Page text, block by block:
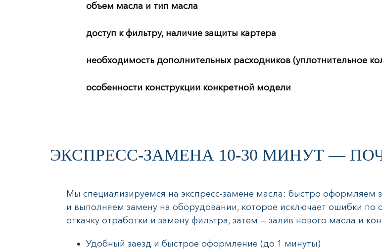
объем масла и тип масла
доступ к фильтру, наличие защиты картера
необходимость дополнительных расходников (уплотнительное
особенности конструкции конкретной модели
ЭКСПРЕСС-ЗАМЕНА 10-30 МИНУТ —
Мы специализируемся на экспресс-замене масла: быстро оформляем
и выполняем замену на оборудовании, которое исключает ошибки по
откачку отработки и замену фильтра, затем — залив нового масла и
Удобный заезд и быстрое оформление (до 1 минуты)